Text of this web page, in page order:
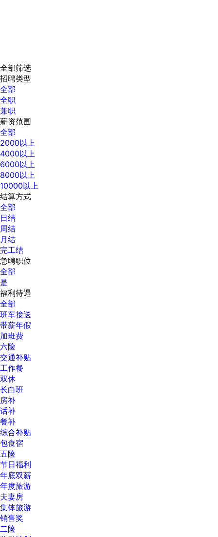
全部筛选
招聘类型
全部
全职
兼职
薪资范围
全部
2000以上
4000以上
6000以上
8000以上
10000以上
结算方式
全部
日结
周结
月结
完工结
急聘职位
全部
是
福利待遇
全部
班车接送
带薪年假
加班费
六险
交通补贴
工作餐
双休
长白班
房补
话补
餐补
综合补贴
包食宿
五险
节日福利
年底双薪
年度旅游
夫妻房
集体旅游
销售奖
二险